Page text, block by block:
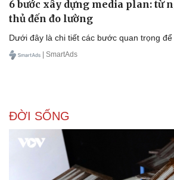
Doanh nghiệp
Vì cộng đồng
6 bước xây dựng media plan: từ
thủ đến đo lường
Dưới đây là chi tiết các bước quan trọng để
| SmartAds
ĐỜI SỐNG